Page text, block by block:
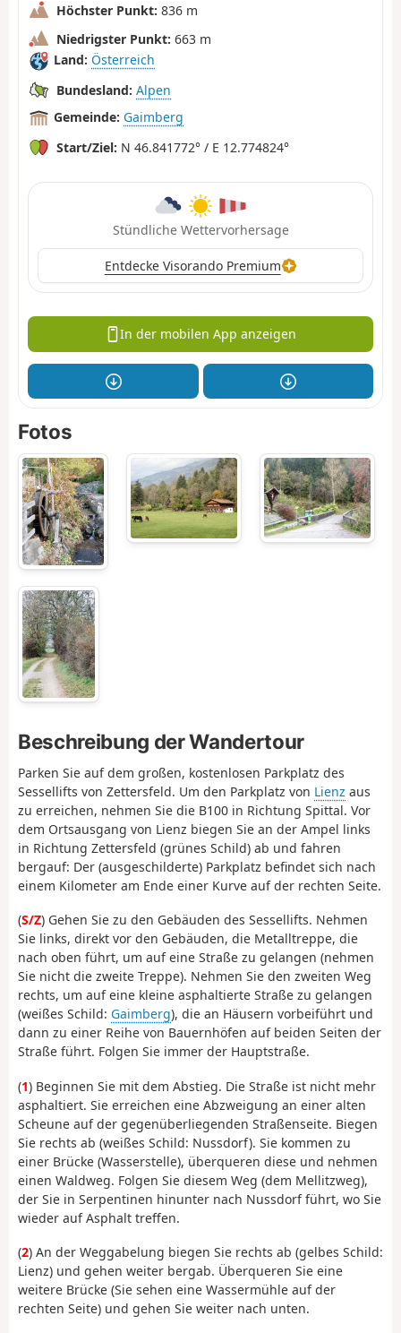
Höchster Punkt: 836 m
Niedrigster Punkt: 663 m
Land: Österreich
Bundesland: Alpen
Gemeinde: Gaimberg
Start/Ziel: N 46.841772° / E 12.774824°
Stündliche Wettervorhersage
Entdecke Visorando Premium
In der mobilen App anzeigen
Fotos
Beschreibung der Wandertour
Parken Sie auf dem großen, kostenlosen Parkplatz des
Sessellifts von Zettersfeld. Um den Parkplatz von Lienz aus
zu erreichen, nehmen Sie die B100 in Richtung Spittal. Vor
dem Ortsausgang von Lienz biegen Sie an der Ampel links
in Richtung Zettersfeld (grünes Schild) ab und fahren
bergauf: Der (ausgeschilderte) Parkplatz befindet sich nach
einem Kilometer am Ende einer Kurve auf der rechten Seite.
(S/Z) Gehen Sie zu den Gebäuden des Sessellifts. Nehmen
Sie links, direkt vor den Gebäuden, die Metalltreppe, die
nach oben führt, um auf eine Straße zu gelangen (nehmen
Sie nicht die zweite Treppe). Nehmen Sie den zweiten Weg
rechts, um auf eine kleine asphaltierte Straße zu gelangen
(weißes Schild: Gaimberg), die an Häusern vorbeiführt und
dann zu einer Reihe von Bauernhöfen auf beiden Seiten der
Straße führt. Folgen Sie immer der Hauptstraße.
(1) Beginnen Sie mit dem Abstieg. Die Straße ist nicht mehr
asphaltiert. Sie erreichen eine Abzweigung an einer alten
Scheune auf der gegenüberliegenden Straßenseite. Biegen
Sie rechts ab (weißes Schild: Nussdorf). Sie kommen zu
einer Brücke (Wasserstelle), überqueren diese und nehmen
einen Waldweg. Folgen Sie diesem Weg (dem Mellitzweg),
der Sie in Serpentinen hinunter nach Nussdorf führt, wo Sie
wieder auf Asphalt treffen.
(2) An der Weggabelung biegen Sie rechts ab (gelbes Schild:
Lienz) und gehen weiter bergab. Überqueren Sie eine
weitere Brücke (Sie sehen eine Wassermühle auf der
rechten Seite) und gehen Sie weiter nach unten.